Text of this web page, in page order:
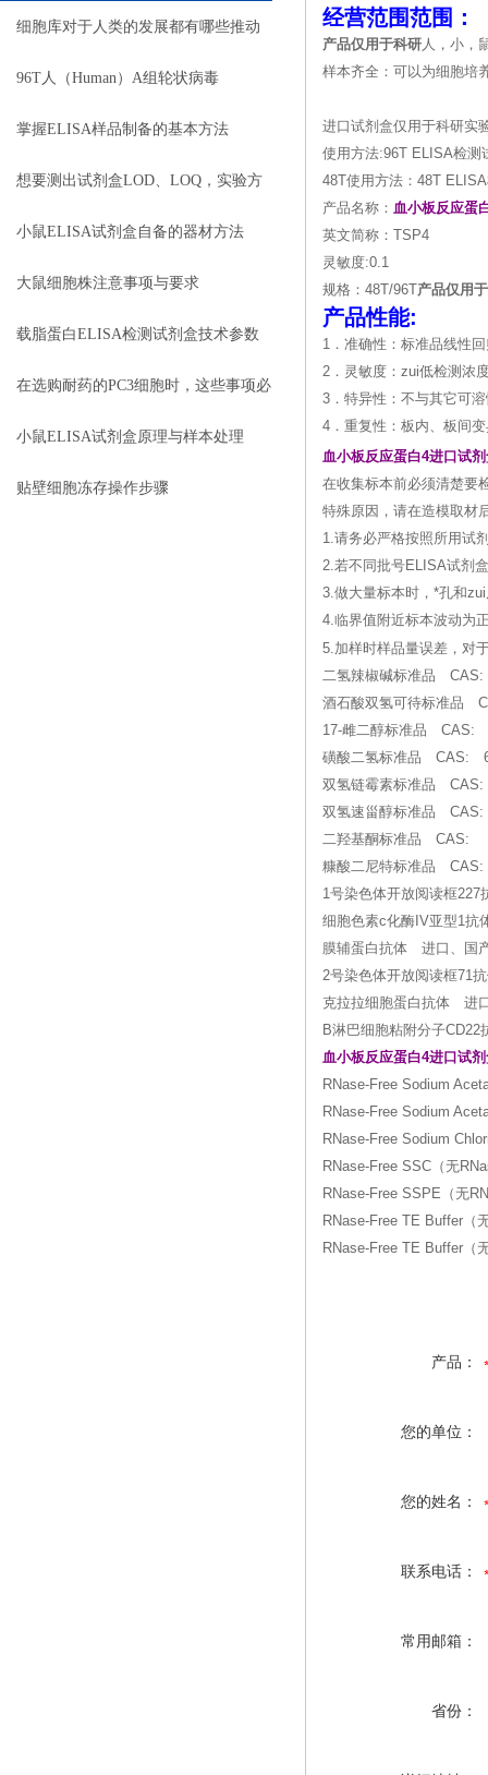
细胞库对于人类的发展都有哪些推动
作用
96T人（Human）A组轮状病毒
（Rotavirus）ELISA 检测试剂盒
掌握ELISA样品制备的基本方法
想要测出试剂盒LOD、LOQ，实验方
案该怎么搭建？
小鼠ELISA试剂盒自备的器材方法
大鼠细胞株注意事项与要求
载脂蛋白ELISA检测试剂盒技术参数
在选购耐药的PC3细胞时，这些事项必
须注意
小鼠ELISA试剂盒原理与样本处理
贴壁细胞冻存操作步骤
经营范围范围：
产品仅用于科研人，小，
样本齐全：可以为细胞培
进口试剂盒仅用于科研实
使用方法:96T ELISA检测
48T使用方法：48T
产品名称： 血小板反应蛋
英文简称：TSP4
灵敏度:0.1
规格：48T/96T 产品仅用
产品性能:
1．准确性：标准品线性
2．灵敏度：zui低检测浓
3．特异性：不与其它可
4．重复性：板内、板间
血小板反应蛋白4进口试
在收集标本前必须清楚要
特殊原因，请在造模取材
1.请务必严格按照所用试
2.若不同批号ELISA试剂
3.做大量标本时，*孔和
4.临界值附近标本波动为
5.加样时样品量误差，对
二氢辣椒碱标准品
酒石酸双氢可待标准品
17-雌二醇标准品 CAS:
磺酸二氢标准品 CAS:
双氢链霉素标准品
双氢速甾醇标准品
二羟基酮标准品 CAS:
糠酸二尼特标准品
1号染色体开放阅读框
细胞色素c化酶IV亚型1
膜辅蛋白抗体 进口、国
2号染色体开放阅读框71
克拉拉细胞蛋白抗体 进
B淋巴细胞粘附分子
血小板反应蛋白4进口试
RNase-Free Sodium
RNase-Free Sodium
RNase-Free Sodium
RNase-Free SSC（无
RNase-Free SSPE（无
RNase-Free TE Buffer（
RNase-Free TE Buffer（
产品：
您的单位：
您的姓名：
联系电话：
常用邮箱：
省份：